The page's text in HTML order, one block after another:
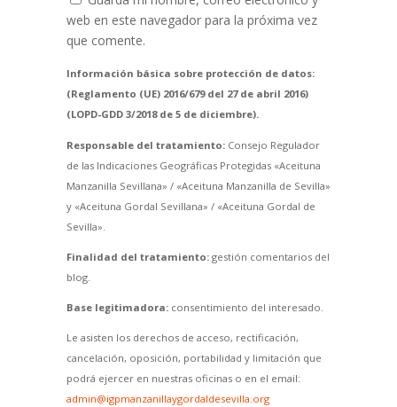
web en este navegador para la próxima vez
que comente.
Información básica sobre protección de datos:
(Reglamento (UE) 2016/679 del 27 de abril 2016)
(LOPD-GDD 3/2018 de 5 de diciembre).
Responsable del tratamiento:Consejo Regulador
de las Indicaciones Geográficas Protegidas «Aceituna
Manzanilla Sevillana» / «Aceituna Manzanilla de Sevilla»
y «Aceituna Gordal Sevillana» / «Aceituna Gordal de
Sevilla».
Finalidad del tratamiento:gestión comentarios del
blog.
Base legitimadora:consentimiento del interesado.
Le asisten los derechos de acceso, rectificación,
cancelación, oposición, portabilidad y limitación que
podrá ejercer en nuestras oficinas o en el email:
admin@igpmanzanillaygordaldesevilla.org